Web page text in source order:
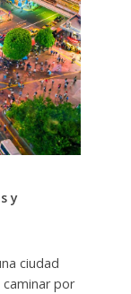
y
ciudad
por